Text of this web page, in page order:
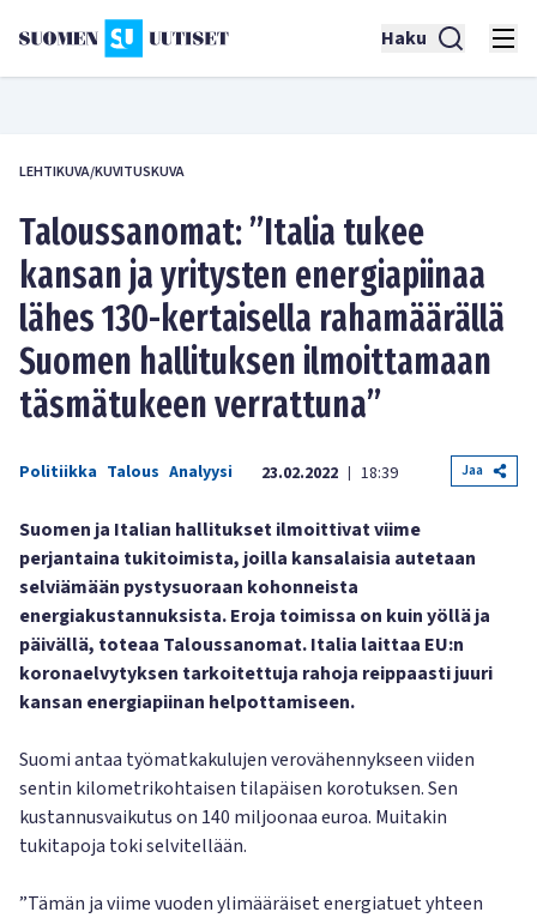
Haku
LEHTIKUVA/KUVITUSKUVA
Taloussanomat: ”Italia tukee
kansan ja yritysten energiapiinaa
lähes 130-kertaisella rahamäärällä
Suomen hallituksen ilmoittamaan
täsmätukeen verrattuna”
Politiikka Talous Analyysi 23.02.2022 | 18:39 Jaa
Suomen ja Italian hallitukset ilmoittivat viime
perjantaina tukitoimista, joilla kansalaisia autetaan
selviämään pystysuoraan kohonneista
energiakustannuksista. Eroja toimissa on kuin yöllä ja
päivällä, toteaa Taloussanomat. Italia laittaa EU:n
koronaelvytyksen tarkoitettuja rahoja reippaasti juuri
kansan energiapiinan helpottamiseen.
Suomi antaa työmatkakulujen verovähennykseen viiden
sentin kilometrikohtaisen tilapäisen korotuksen. Sen
kustannusvaikutus on 140 miljoonaa euroa. Muitakin
tukitapoja toki selvitellään.
”Tämän ja viime vuoden ylimääräiset energiatuet yhteen